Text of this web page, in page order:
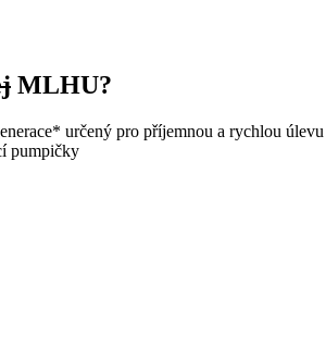
MLHU?
určený pro příjemnou a rychlou
pumpičky